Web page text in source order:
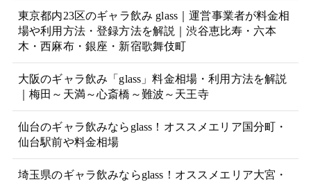
東京都内23区のギャラ飲み glass｜運営事業者が料金相
場や利用方法・登録方法を解説｜渋谷恵比寿・六本
木・西麻布・銀座・新宿歌舞伎町
大阪のギャラ飲み「glass」料金相場・利用方法を解説
｜梅田～天満～心斎橋～難波～天王寺
仙台のギャラ飲みならglass！オススメエリア国分町・
仙台駅前や料金相場
埼玉県のギャラ飲みならglass！オススメエリア大宮・